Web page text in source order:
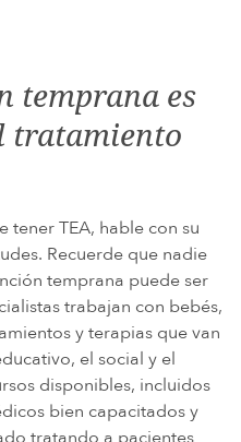
temprana es
tratamiento
tener TEA, hable con su
Recuerde que nadie
temprana puede ser
trabajan con bebés,
y terapias que van
el social y el
disponibles, incluidos
bien capacitados y